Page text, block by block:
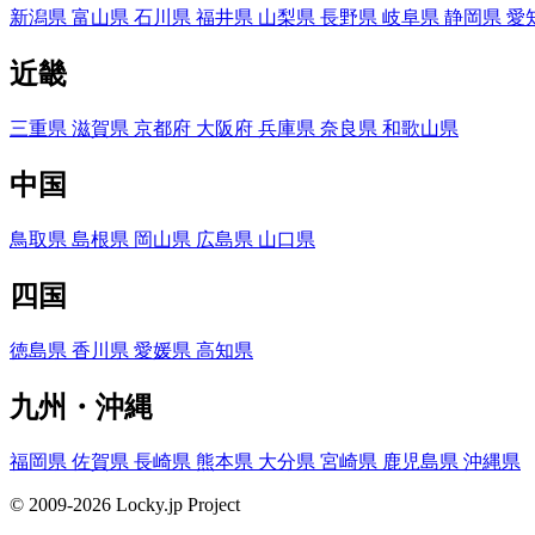
新潟県 富山県 石川県 福井県 山梨県 長野県 岐阜県 静岡県 愛
近畿
三重県 滋賀県 京都府 大阪府 兵庫県 奈良県 和歌山県
中国
鳥取県 島根県 岡山県 広島県 山口県
四国
徳島県 香川県 愛媛県 高知県
九州・沖縄
福岡県 佐賀県 長崎県 熊本県 大分県 宮崎県 鹿児島県 沖縄県
© 2009-2026 Locky.jp Project